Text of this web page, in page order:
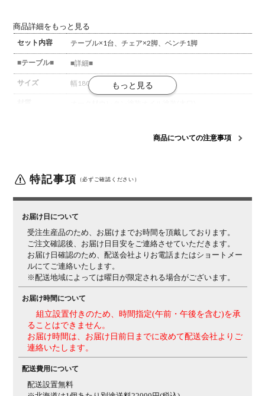
商品詳細をもっと見る
セット内容
テーブル×1台、チェア×2脚、ベンチ1脚
■テーブル■ ■詳細■
サイズ 幅1800×奥行850×高さ720mm
梱包1 / 幅1820×奥行870×高さ420mm 梱包2 / 幅225×奥
天然木を使用しているため、木目や節、色味など1品ご
とに個体差があります。お届けする家具は、商品ページ
の写真と異なる場合がございますので、予めご了承くだ
さい。(ご使用環境や時間の経過により変化し、使い込
む程に味わいが出てくる事も特徴となります。)
入れ＞
日頃のお手入れは、はたき等でゴミや異物を除去
してからよく絞った布で拭いてください。
ためウレタン塗装で仕上げてありますので、アルコー
ル、シンナー、ベンジン等の溶剤は絶対に使用しないで
ください。
■チェア■ ■詳細■
サイズ 外寸 / 幅445×奥行509×高さ730mm
材質 オーク材ウレタン塗装オイル塗装(木口)
商品についての注意事項
特記事項 （必ずご確認ください）
お届け日について
受注生産品のため、お届けまでお時間を頂戴しております。
ご注文確認後、お届け日目安をご連絡させていただきます。
お届け日確認のため、配送会社よりお電話またはショートメー
ルにてご連絡いたします。
※配送地域によっては曜日が限定される場合がございます。
お届け時間について
組立設置付きのため、時間指定(午前・午後を含む)を承
ることはできません。
お届け時間は、お届け日前日までに改めて配送会社よりご
連絡いたします。
配送費用について
配送設置無料